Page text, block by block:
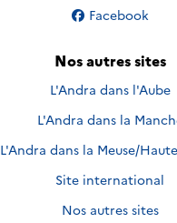
Nous suivre sur
Facebook
Nos autres sites
L'Andra dans l'Aube
L'Andra dans la
L'Andra dans la Meuse/
Site international
Nos autres sites